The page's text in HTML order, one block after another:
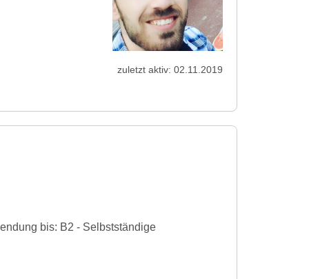
zuletzt aktiv: 02.11.2019
bis: B2 - Selbstständige